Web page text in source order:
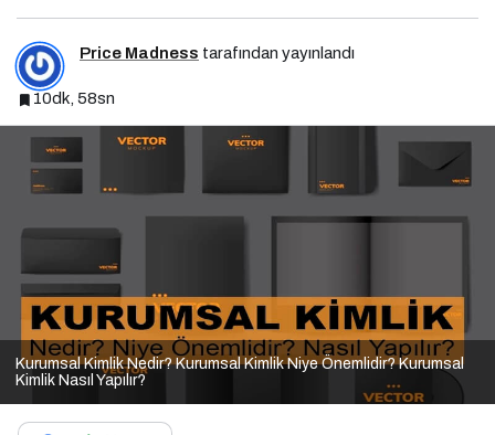
Price Madness tarafından yayınlandı
10dk, 58sn
Kurumsal Kimlik Nedir? Kurumsal Kimlik Niye Önemlidir? Kurumsal
Kimlik Nasıl Yapılır?